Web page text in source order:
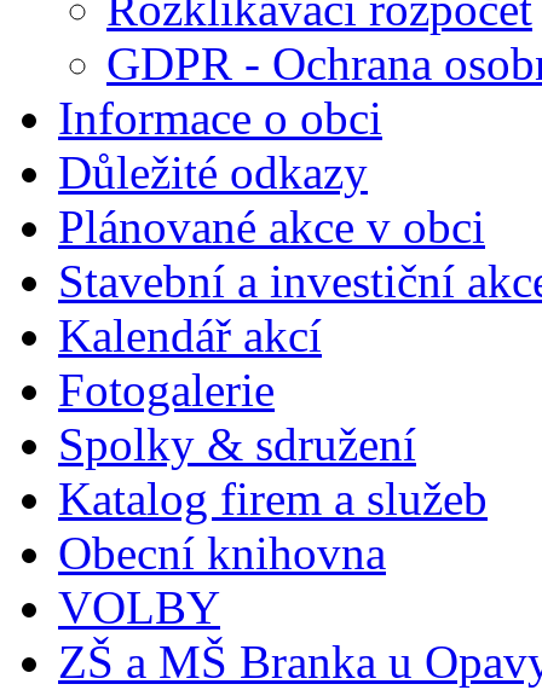
GDPR - Ochrana
Informace o obci
Důležité odkazy
Plánované akce v obci
Stavební a investiční
Kalendář akcí
Fotogalerie
Spolky & sdružení
Katalog firem a služeb
Obecní knihovna
VOLBY
ZŠ a MŠ Branka u